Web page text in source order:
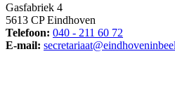
Gasfabriek 4
5613 CP Eindhoven
Telefoon: 040 - 211 60 72
E-mail: